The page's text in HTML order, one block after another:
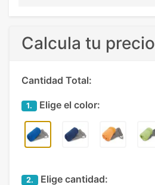
Calcula tu precio
Cantidad Total:
1. Elige el color:
2. Elige cantidad: